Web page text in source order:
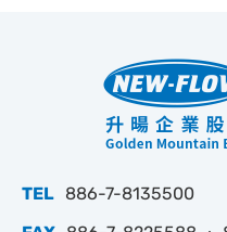
TEL 886-7-8135500